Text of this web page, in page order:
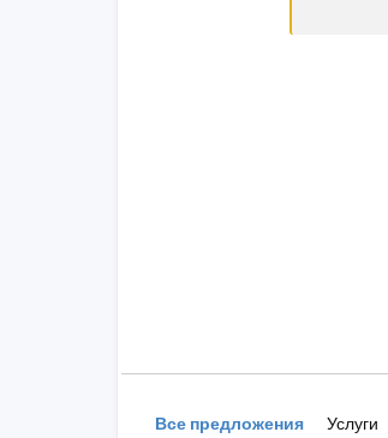
Все предложения Услуги